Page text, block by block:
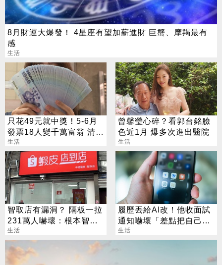
8月財運大爆發！ 4星座有望加薪進財 巨蟹、摩羯最有
感
生活
只花49元就中獎！5-6月
發票18人變千萬富翁 清冊
下午公布
生活
曾馨瑩心碎？看郭台銘臉
色近1月 爆多次進出醫院
生活
智取店有漏洞？ 隔板一拉
231萬人嚇壞：根本智取
別人店
生活
履歷丟給AI改！他收面試
通知嚇壞「差點把自己送
走」
生活